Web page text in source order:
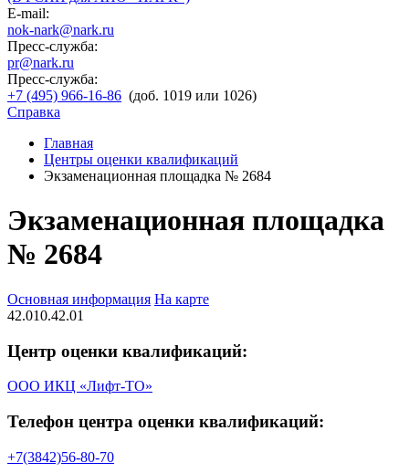
E-mail:
nok-nark@nark.ru
Пресс-служба:
pr@nark.ru
Пресс-служба:
+7 (495) 966-16-86 (доб. 1019 или 1026)
Справка
Главная
Центры оценки квалификаций
Экзаменационная площадка № 2684
Экзаменационная площадка
№ 2684
Основная информация На карте
42.010.42.01
Центр оценки квалификаций:
ООО ИКЦ «Лифт-ТО»
Телефон центра оценки квалификаций:
+7(3842)56-80-70